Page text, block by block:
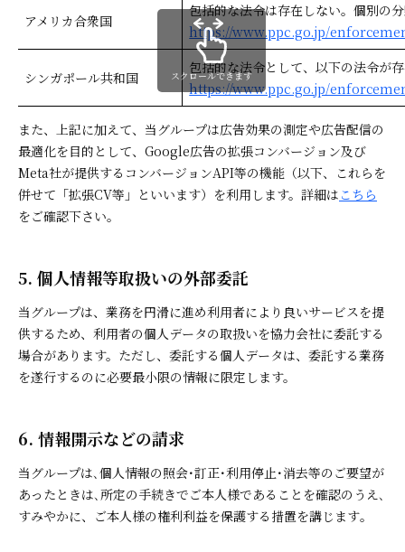
アメリカ合衆国
包括的な法令は存在しない。個別の
https://www.ppc.go.jp/
シンガポール共和国
包括的な法令として、以下の法令が
https://www.ppc.go.jp/
スクロールできます
また、上記に加えて、当グループは広告効果の測定や広告配信の
最適化を目的として、Google広告の拡張コンバージョン及び
Meta社が提供するコンバージョンAPI等の機能（以下、これらを
併せて「拡張CV等」といいます）を利用します。詳細は こちら
をご確認下さい。
5. 個人情報等取扱いの外部委託
当グループは、業務を円滑に進め利用者により良いサービスを提
供するため、利用者の個人データの取扱いを協力会社に委託する
場合があります。ただし、委託する個人データは、委託する業務
を遂行するのに必要最小限の情報に限定します。
6. 情報開示などの請求
当グループは､個人情報の照会･訂正･利用停止･消去等のご要望が
あったときは､所定の手続きでご本人様であることを確認のうえ､
すみやかに、ご本人様の権利利益を保護する措置を講じます｡